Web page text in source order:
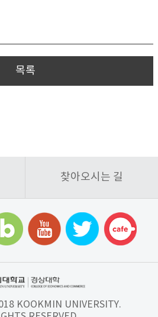
목록
찾아오시는 길
KOOKMIN UNIVERSITY.